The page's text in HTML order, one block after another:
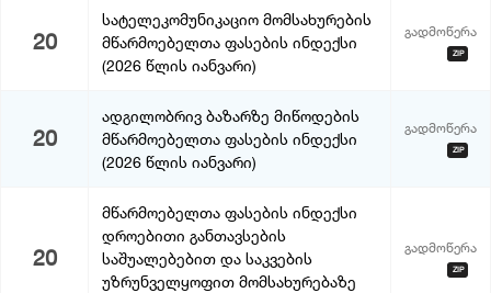
20
სატელეკომუნიკაციო მომსახურების
მწარმოებელთა ფასების ინდექსი
(2026 წლის იანვარი)
გადმოწერა
ZIP
20
ადგილობრივ ბაზარზე მიწოდების
მწარმოებელთა ფასების ინდექსი
(2026 წლის იანვარი)
გადმოწერა
ZIP
20
მწარმოებელთა ფასების ინდექსი
დროებითი განთავსების
საშუალებებით და საკვების
უზრუნველყოფით მომსახურებაზე
გადმოწერა
ZIP